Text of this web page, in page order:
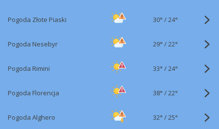
Pogoda Złote Piaski 30° /24°
Pogoda Nesebyr 29° /22°
Pogoda Rimini 33° /24°
Pogoda Florencja 38° /22°
Pogoda Alghero 32° /25°